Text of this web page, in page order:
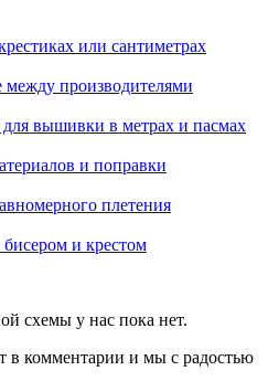
или сантиметрах
между производителями
для вышивки в метрах и пасмах
и поправки
плетения
и крестом
схемы у нас пока нет.
в комментарии и мы с радостью